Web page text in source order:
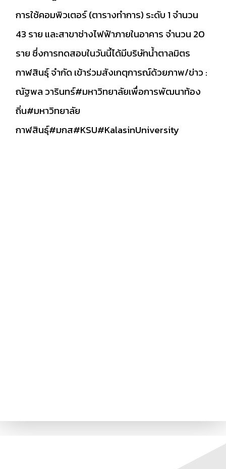
การใช้คอมพิวเตอร์ (ตารางทำการ) ระดับ 1 จำนวน
43 ราย และสาขาช่างไฟฟ้าภายในอาคาร จำนวน 20
ราย ซึ่งการทดสอบในวันนี้ได้มีบริษัทน้ำตาลมิตร
กาฬสินธุ์ จำกัด เข้าร่วมสังเกตุการณ์ด้วยภาพ/ข่าว :
ณัฐพล วารินทร์#มหาวิทยาลัยเพื่อการพัฒนาท้อง
ถิ่น#มหาวิทยาลัย
กาฬสินธุ์#มกส#KSU#KalasinUniversity